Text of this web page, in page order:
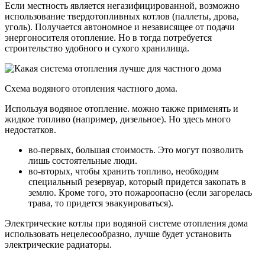
Если местность является негазифицированной, возможно
использование твердотопливных котлов (паллеты, дрова,
уголь). Получается автономное и независящее от подачи
энергоносителя отопление. Но в тогда потребуется
строительство удобного и сухого хранилища.
Схема водяного отопления частного дома.
Используя водяное отопление. можно также применять и
жидкое топливо (например, дизельное). Но здесь много
недостатков.
во-первых, большая стоимость. Это могут позволить
лишь состоятельные люди.
во-вторых, чтобы хранить топливо, необходим
специальный резервуар, который придется закопать в
землю. Кроме того, это пожароопасно (если загорелась
трава, то придется эвакуироваться).
Электрические котлы при водяной системе отопления дома
использовать нецелесообразно, лучше будет установить
электрические радиаторы.